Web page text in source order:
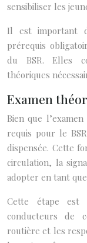
sensibiliser les
Il est important
prérequis
du BSR. Elles
théoriques
Examen
Bien que
requis pour le
dispensée. Cette
circulation, la
adopter en tant
Cette étape est
conducteurs de
routière et les